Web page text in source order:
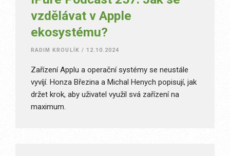
vzdělávat v Apple
ekosystému?
RADIM KROULÍK / 12.10.2024
Zařízení Applu a operační systémy se neustále
vyvíjí. Honza Březina a Michal Henych popisují, jak
držet krok, aby uživatel využil svá zařízení na
maximum.